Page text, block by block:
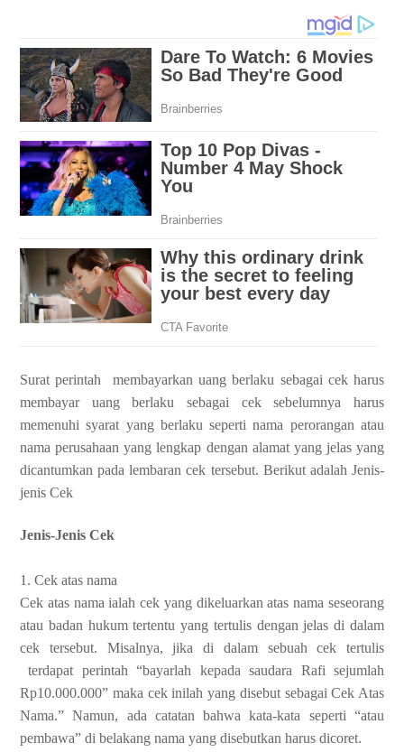
Surat perintah membayarkan uang berlaku sebagai cek harus
membayar uang berlaku sebagai cek sebelumnya harus
memenuhi syarat yang berlaku seperti nama perorangan atau
nama perusahaan yang lengkap dengan alamat yang jelas yang
dicantumkan pada lembaran cek tersebut. Berikut adalah Jenis-
jenis Cek
Jenis-Jenis Cek
1. Cek atas nama
Cek atas nama ialah cek yang dikeluarkan atas nama seseorang
atau badan hukum tertentu yang tertulis dengan jelas di dalam
cek tersebut. Misalnya, jika di dalam sebuah cek tertulis
terdapat perintah “bayarlah kepada saudara Rafi sejumlah
Rp10.000.000” maka cek inilah yang disebut sebagai Cek Atas
Nama.” Namun, ada catatan bahwa kata-kata seperti “atau
pembawa” di belakang nama yang disebutkan harus dicoret.